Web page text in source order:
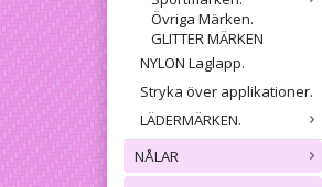
Övriga Märken.
GLITTER MÄRKEN
NYLON Laglapp.
Stryka över applikationer.
LÄDERMÄRKEN.
NÅLAR